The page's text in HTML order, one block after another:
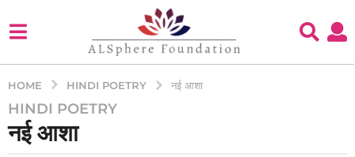
HOME HINDI POETRY नई आशा
4
y
HINDI POETRY
नई आशा